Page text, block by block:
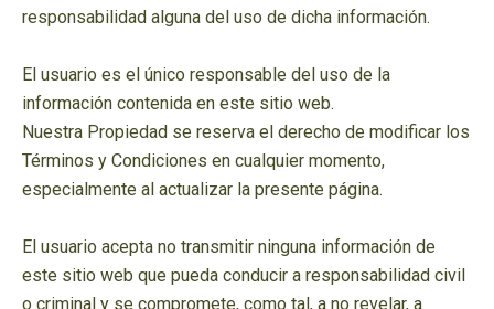
responsabilidad alguna del uso de dicha información.
El usuario es el único responsable del uso de la
información contenida en este sitio web.
Nuestra Propiedad se reserva el derecho de modificar los
Términos y Condiciones en cualquier momento,
especialmente al actualizar la presente página.
El usuario acepta no transmitir ninguna información de
este sitio web que pueda conducir a responsabilidad civil
o criminal y se compromete, como tal, a no revelar, a